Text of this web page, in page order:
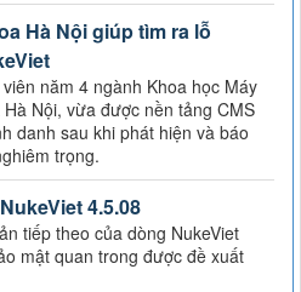
Hà Nội giúp tìm ra lỗ
năm 4 ngành Khoa học Máy
Nội, vừa được nền tảng CMS
danh sau khi phát hiện và báo
trọng.
4.5.08
tiếp theo của dòng NukeViet
mật quan trong được đề xuất